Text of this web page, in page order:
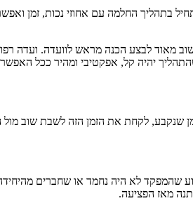
החלמה עם אחוזי נכות, זמן
חשוב מאוד לבצע הכנה מראש לוועדה.
יהיה קל, אפקטיבי ומהיר ככל
שנקבע, לקחת את הזמן הזה לשבת שוב
שהמפקד לא היה נחמד או שחברים
מאז הפציעה.